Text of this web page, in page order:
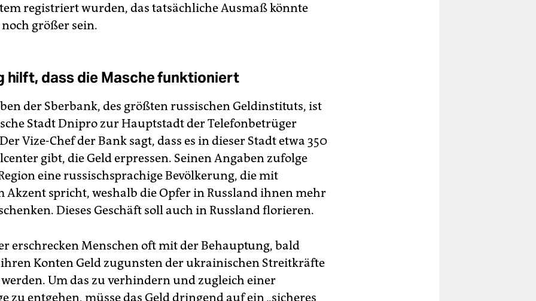
registriert wurden, das tatsächliche Ausmaß könnte
größer sein.
hilft, dass die Masche funktioniert
der Sberbank, des größten russischen Geldinstituts, ist
Stadt Dnipro zur Hauptstadt der Telefonbetrüger
Vize-Chef der Bank sagt, dass es in dieser Stadt etwa 350
gibt, die Geld erpressen. Seinen Angaben zufolge
eine russischsprachige Bevölkerung, die mit
spricht, weshalb die Opfer in Russland ihnen mehr
Dieses Geschäft soll auch in Russland florieren.
erschrecken Menschen oft mit der Behauptung, bald
Konten Geld zugunsten der ukrainischen Streitkräfte
werden. Um das zu verhindern und zugleich einer
zu entgehen, müsse das Geld dringend auf ein „sicheres